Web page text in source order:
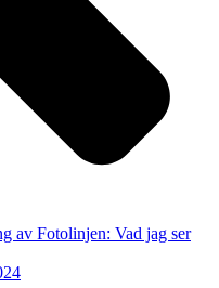
av Fotolinjen: Vad jag ser